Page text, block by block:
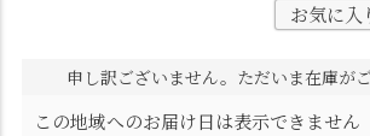
お気に入
申し訳ございません。ただいま在庫が
この地域へのお届け日は表示できません